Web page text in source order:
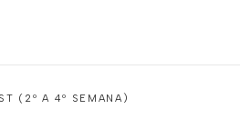
(2º A 4º SEMANA)